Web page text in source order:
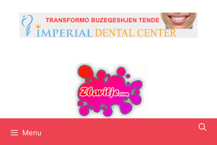
content
Menu